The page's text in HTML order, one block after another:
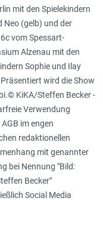
mit den Spielekindern
Neo (gelb) und der
vom Spessart-
Alzenau mit den
Sophie und Ilay
wird die Show
KiKA/Steffen Becker -
Verwendung
im engen
redaktionellen
mit genannter
bei Nennung "Bild:
Becker"
Social Media